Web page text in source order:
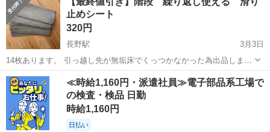
す。 柄はおしゃれな大理石調です。 6畳32枚組で買いましたが、部屋
の大きさに...
止めシート
320円
長野駅
3月3日
14枚あります。 引っ越し先が無垢床でくっつかなかった為出品しま
す。 買ってすぐに引っ越しとなってしまったため、使用期間は3ヶ月
ほどです。 洗って何度でも使えるようですが、若干粘着が落ちる気が
します。 粘着部分に取りきれない...
長野 長野市 長野駅 カーペット/マット/ラグ 階段
≪時給1,160円・派遣社員≫電子部品系工場で
の検査・検品 日勤
時給1,160円
日払い